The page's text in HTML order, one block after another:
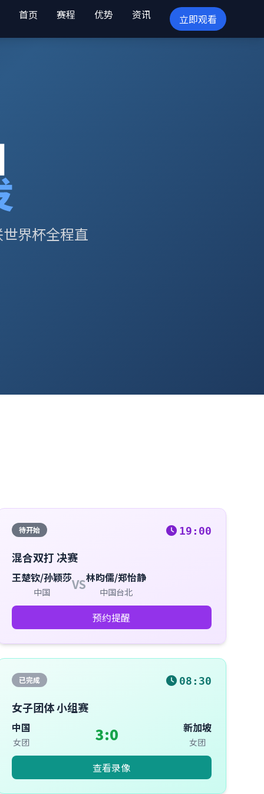
首页 赛程 优势 资讯 立即观看
界杯全程直
待开始 19:00
混合双打 决赛
王楚钦/孙颖莎
中国 VS林昀儒/郑怡静
中国台北
预约提醒
已完成 08:30
女子团体 小组赛
中国
女团 3:0 新加坡
女团
查看录像